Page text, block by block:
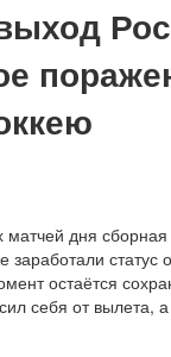
матчей дня
статус
остаётся
себя от вылета,